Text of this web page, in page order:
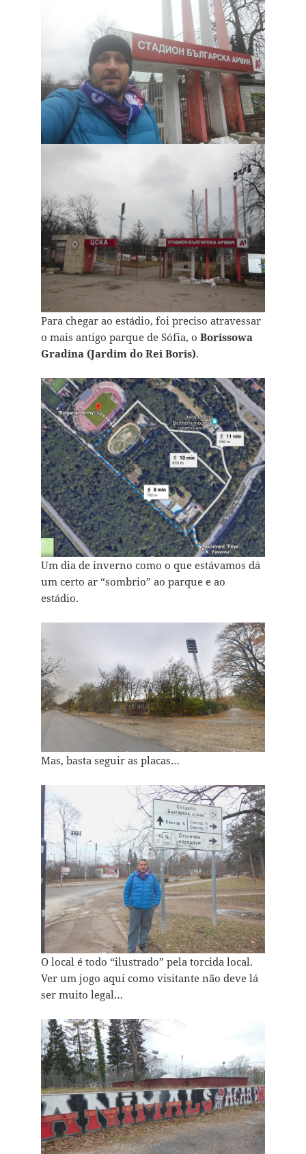
Para chegar ao estádio, foi preciso atravessar
o mais antigo parque de Sófia, o Borissowa
Gradina (Jardim do Rei Boris).
Um dia de inverno como o que estávamos dá
um certo ar “sombrio” ao parque e ao
estádio.
Mas, basta seguir as placas…
O local é todo “ilustrado” pela torcida local.
Ver um jogo aqui como visitante não deve lá
ser muito legal…